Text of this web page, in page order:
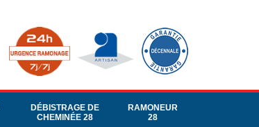
DÉBISTRAGE DE
CHEMINÉE 28
RAMONEUR
28